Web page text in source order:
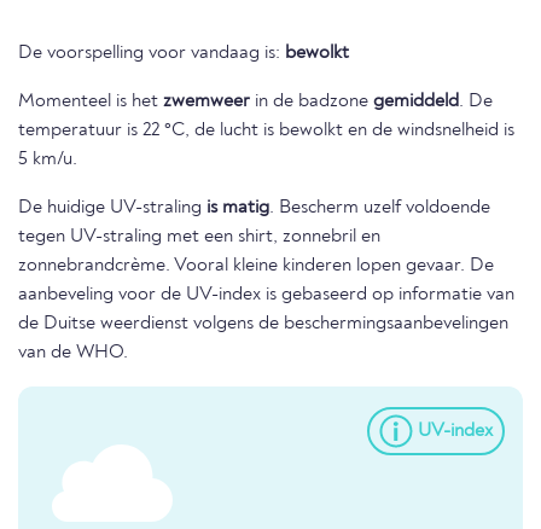
De voorspelling voor vandaag is: bewolkt
Momenteel is het zwemweer in de badzone gemiddeld. De
temperatuur is 22 °C, de lucht is bewolkt en de windsnelheid is
5 km/u.
De huidige UV-straling is matig. Bescherm uzelf voldoende
tegen UV-straling met een shirt, zonnebril en
zonnebrandcrème. Vooral kleine kinderen lopen gevaar. De
aanbeveling voor de UV-index is gebaseerd op informatie van
de Duitse weerdienst volgens de beschermingsaanbevelingen
van de WHO.
UV-index